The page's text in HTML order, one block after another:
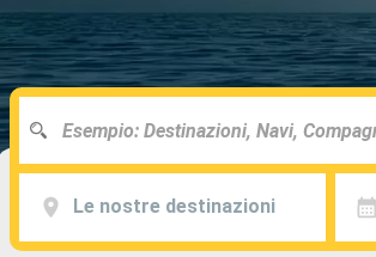
Le nostre destinazioni